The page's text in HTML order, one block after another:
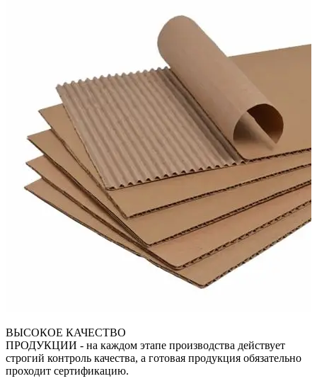
ВЫСОКОЕ КАЧЕСТВО
ПРОДУКЦИИ - на каждом этапе производства действует
строгий контроль качества, а готовая продукция обязательно
проходит сертификацию.